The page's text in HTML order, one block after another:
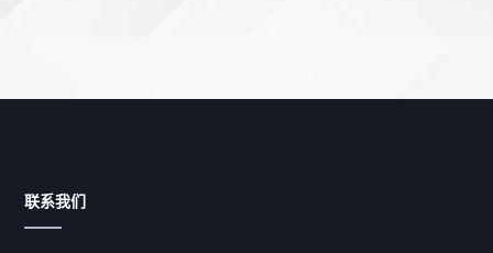
联系我们